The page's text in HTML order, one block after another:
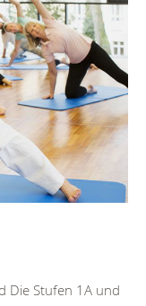
Die Stufen 1A und